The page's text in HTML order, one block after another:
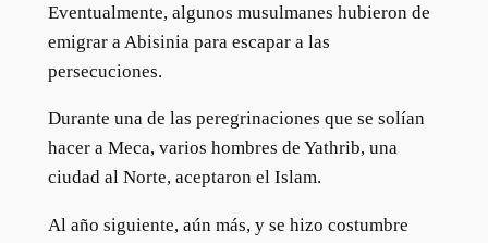
Eventualmente, algunos musulmanes hubieron de
emigrar a Abisinia para escapar a las
persecuciones.
Durante una de las peregrinaciones que se solían
hacer a Meca, varios hombres de Yathrib, una
ciudad al Norte, aceptaron el Islam.
Al año siguiente, aún más, y se hizo costumbre